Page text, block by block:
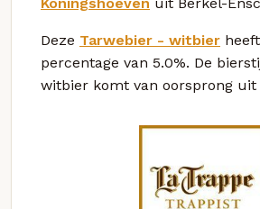
Deze Tarwebier - witbier
percentage van 5.0%. De
witbier komt van oorsprong uit